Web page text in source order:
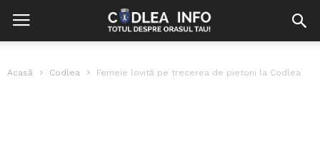
Acasă Codlea Femeie lovită pe trecerea de pietoni la Codlea